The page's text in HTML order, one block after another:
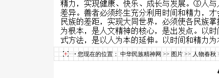
您现在的位置：中华民族精神网>>图片>>人物春秋